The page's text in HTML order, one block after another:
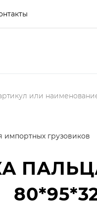
импортных грузовиков